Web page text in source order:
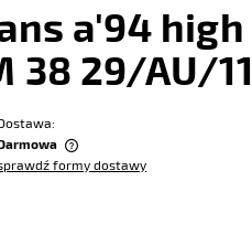
a'94 high
38 29/AU/11
formy dostawy